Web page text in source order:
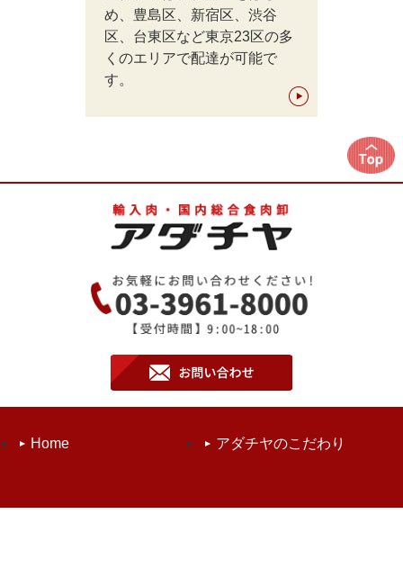
め、豊島区、新宿区、渋谷
区、台東区など東京23区の多
くのエリアで配達が可能で
す。
Home アダチヤのこだわり